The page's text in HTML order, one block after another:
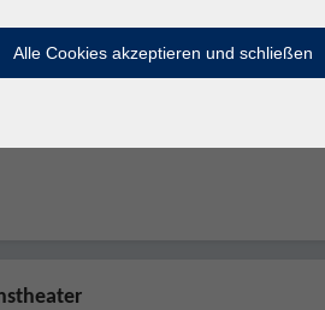
Alle Cookies akzeptieren und schließen